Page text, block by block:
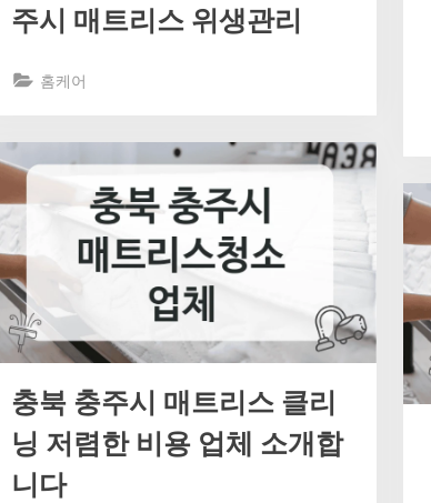
주시 매트리스 위생관리
홈케어
충북 충주시 매트리스 클리
닝 저렴한 비용 업체 소개합
니다